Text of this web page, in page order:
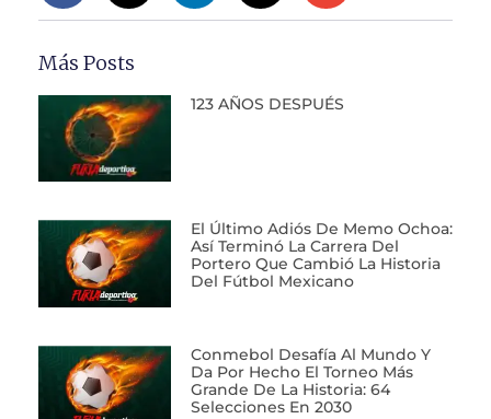
Más Posts
123 AÑOS DESPUÉS
El Último Adiós De Memo Ochoa:
Así Terminó La Carrera Del
Portero Que Cambió La Historia
Del Fútbol Mexicano
Conmebol Desafía Al Mundo Y
Da Por Hecho El Torneo Más
Grande De La Historia: 64
Selecciones En 2030